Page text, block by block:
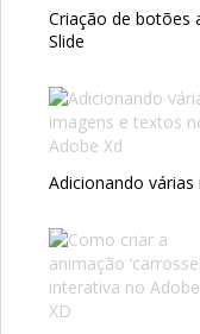
Criação de botões
Slide
Adicionando